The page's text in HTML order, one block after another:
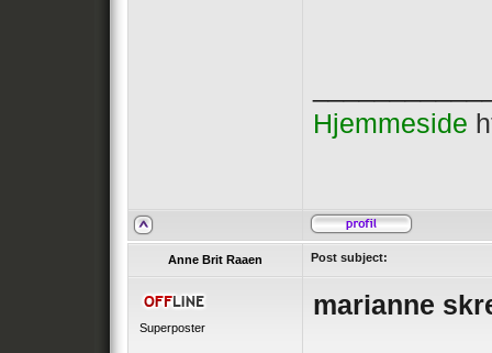
Hjemmeside
Anne Brit Raaen Post subject:
Superposter
marianne